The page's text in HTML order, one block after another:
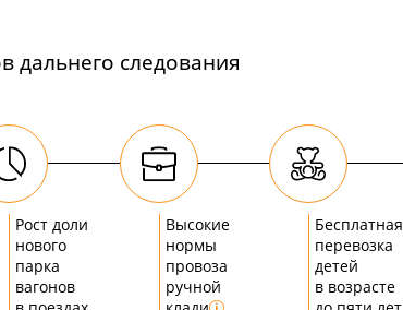
дальнего следования
Рост доли
нового
парка
вагонов
Высокие
нормы
провоза
ручной
Бесплатная
перевозка
детей
в возрасте